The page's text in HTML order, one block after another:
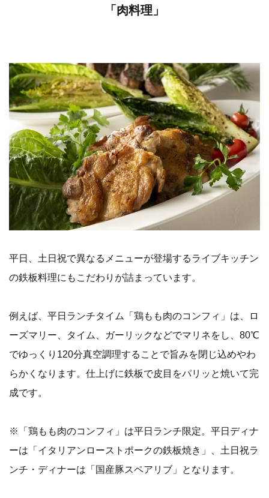
「肉料理」
平日、土日祝で異なるメニューが登場するライブキッチン
の鉄板料理にもこだわりが詰まっています。
例えば、平日ランチタイム「鶏もも肉のコンフィ」は、ロ
ーズマリー、タイム、ガーリックなどでマリネをし、80℃
でゆっくり120分真空調理することで旨みを閉じ込めやわ
らかくなります。仕上げに鉄板で皮目をパリッと焼いて完
成です。
※「鶏もも肉のコンフィ」は平日ランチ限定。平日ディナ
ーは「イタリアンローストポークの鉄板焼き」、土日祝ラ
ンチ・ディナーは「国産豚スペアリブ」となります。